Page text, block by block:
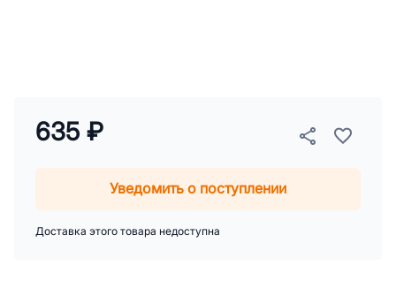
635 ₽
Уведомить о поступлении
Доставка этого товара недоступна